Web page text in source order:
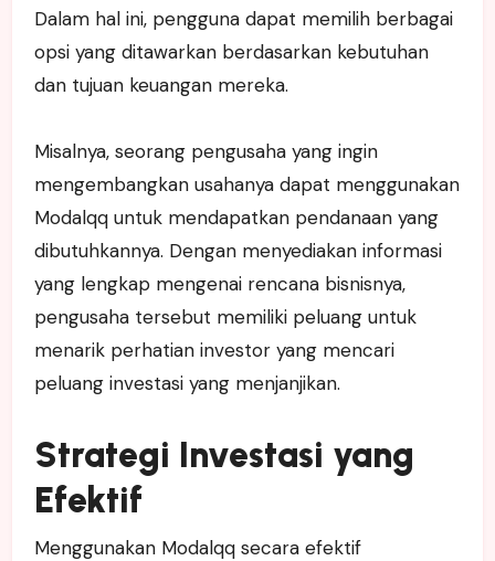
Dalam hal ini, pengguna dapat memilih berbagai
opsi yang ditawarkan berdasarkan kebutuhan
dan tujuan keuangan mereka.
Misalnya, seorang pengusaha yang ingin
mengembangkan usahanya dapat menggunakan
Modalqq untuk mendapatkan pendanaan yang
dibutuhkannya. Dengan menyediakan informasi
yang lengkap mengenai rencana bisnisnya,
pengusaha tersebut memiliki peluang untuk
menarik perhatian investor yang mencari
peluang investasi yang menjanjikan.
Strategi Investasi yang
Efektif
Menggunakan Modalqq secara efektif